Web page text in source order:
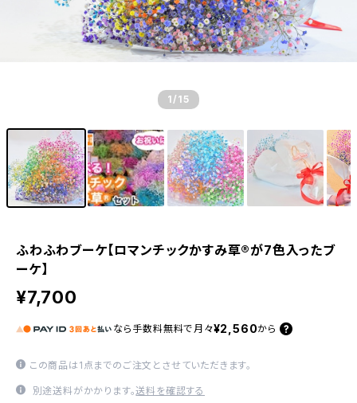
1 /15
ふわふわブーケ【ロマンチックかすみ草®︎が7色入ったブ
ーケ】
¥7,700
なら 手数料無料で 月々¥2,560から
この商品は1点までのご注文とさせていただきます。
別途送料がかかります。送料を確認する